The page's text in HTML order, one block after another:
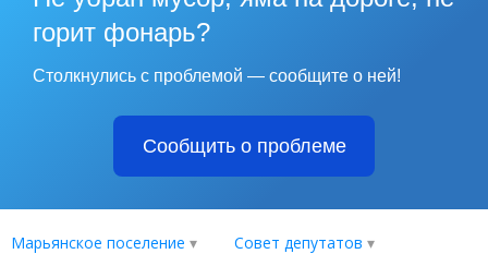
горит фонарь?
Столкнулись с проблемой — сообщите о ней!
Сообщить о проблеме
Марьянское поселение Совет депутатов